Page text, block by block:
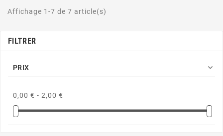
Affichage 1-7 de 7 article(s)
FILTRER
PRIX 
0,00 € - 2,00 €